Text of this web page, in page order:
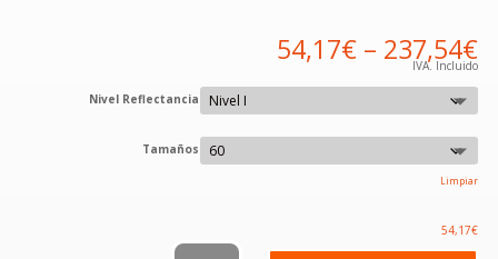
54,17€ – 237,54€
IVA. Incluido
Nivel Reflectancia
Tamaños
Limpiar
54,17€
TR-